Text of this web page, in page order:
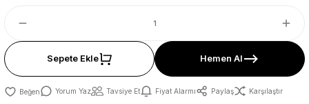
Sepete Ekle Hemen Al
Yorum Yaz Tavsiye Et Fiyat Alarmı Paylaş Karşılaştır